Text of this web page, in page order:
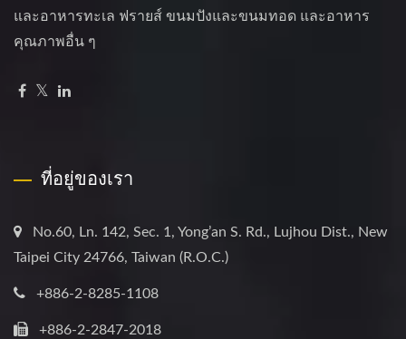
และอาหารทะเล ฟรายส์ ขนมปังและขนมทอด และอาหาร
คุณภาพอื่น ๆ
ที่อยู่ของเรา
No.60, Ln. 142, Sec. 1, Yong’an S. Rd., Lujhou Dist., New
Taipei City 24766, Taiwan (R.O.C.)
+886-2-8285-1108
+886-2-2847-2018